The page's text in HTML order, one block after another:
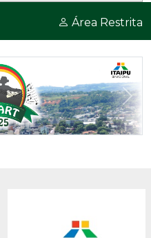
Área Restrita